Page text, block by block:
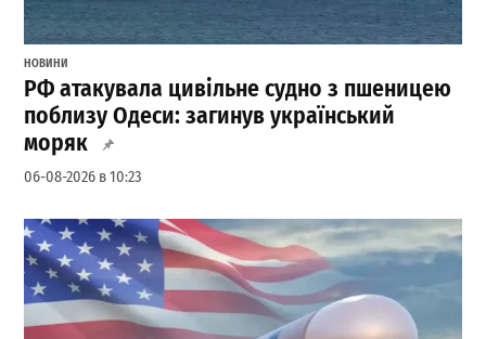
НОВИНИ
РФ атакувала цивільне судно з пшеницею
поблизу Одеси: загинув український
моряк
06-08-2026 в 10:23